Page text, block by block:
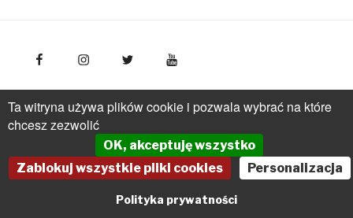
FotoPolska
Polska Organizacja Turystyczna, ul.
Młynarska 42, VI piętro, 01-171 Warszawa
(48 22) 536 70 70
pot@pot.gov.pl | www.pot.gov.pl | www.polska.travel
Ta witryna używa plików cookie i pozwala wybrać na które
chcesz zezwolić
OK, akceptuję wszystko
Zablokuj wszystkie pliki cookies
Personalizacja
Polityka prywatności